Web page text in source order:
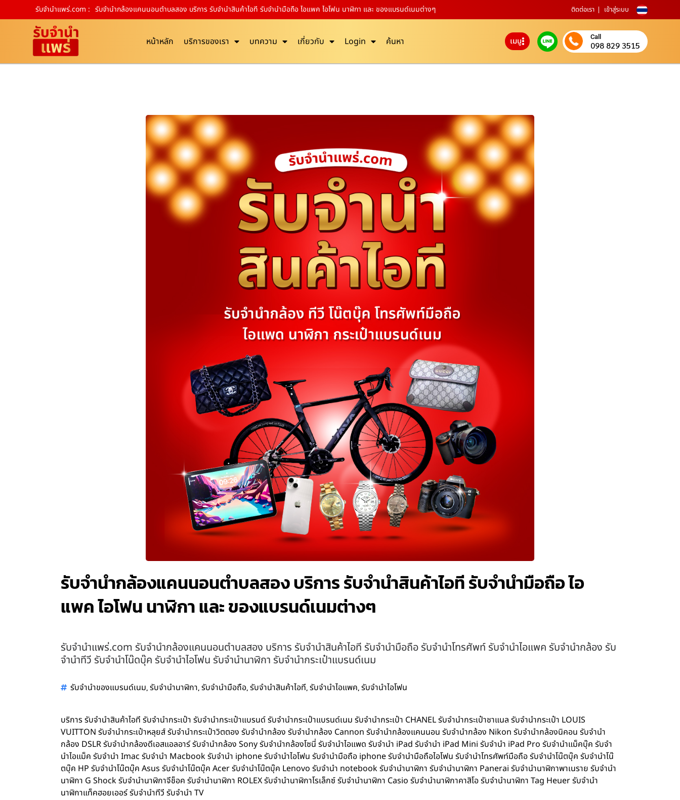
รับจํานําแพร่.com : รับจำนำกล้องแคนนอนตำบลสอง บริการ รับจำนำสินค้าไอที รับจำนำมือถือ ไอแพค ไอโฟน นาฬิกา และ ของแบรนด์เนมต่างๆ ติดต่อเรา เข้าสู่ระบบ
หน้าหลัก บริการของเรา บทความ เกี่ยวกับ Login ค้นหา เมนู Call
098 829 3515
รับจำนำกล้องแคนนอนตำบลสอง บริการ รับจำนำสินค้าไอที รับจำนำมือถือ ไอ
แพค ไอโฟน นาฬิกา และ ของแบรนด์เนมต่างๆ
รับจํานําแพร่.com รับจำนำกล้องแคนนอนตำบลสอง บริการ รับจำนำสินค้าไอที รับจำนำมือถือ รับจำนำโทรศัพท์ รับจำนำไอแพค รับจำนำกล้อง รับ
จำนำทีวี รับจำนำโน๊ดบุ๊ค รับจำนำไอโฟน รับจำนำนาฬิกา รับจำนำกระเป๋าแบรนด์เนม
รับจำนำของแบรนด์เนม,รับจำนำนาฬิกา,รับจำนำมือถือ,รับจำนำสินค้าไอที,รับจำนำไอแพค,รับจำนำไอโฟน
บริการ รับจำนำสินค้าไอที รับจำนำกระเป๋า รับจำนำกระเป๋าแบรนด์ รับจำนำกระเป๋าแบรนด์เนม รับจำนำกระเป๋า CHANEL รับจำนำกระเป๋าชาแนล รับจำนำกระเป๋า LOUIS
VUITTON รับจำนำกระเป๋าหลุยส์ รับจำนำกระเป๋าวิตตอง รับจำนำกล้อง รับจำนำกล้อง Cannon รับจำนำกล้องแคนนอน รับจำนำกล้อง Nikon รับจำนำกล้องนิคอน รับจำนำ
กล้อง DSLR รับจำนำกล้องดีเอสแอลอาร์ รับจำนำกล้อง Sony รับจำนำกล้องโซนี่ รับจำนำไอแพด รับจำนำ iPad รับจำนำ iPad Mini รับจำนำ iPad Pro รับจำนำแม็คบุ๊ค รับจำ
นำไอแม็ค รับจำนำ Imac รับจำนำ Macbook รับจำนำ iphone รับจำนำไอโฟน รับจำนำมือถือ iphone รับจำนำมือถือไอโฟน รับจำนำโทรศัพท์มือถือ รับจำนำโน๊ตบุ๊ค รับจำนำโน๊
ตบุ๊ค HP รับจำนำโน๊ตบุ๊ค Asus รับจำนำโน๊ตบุ๊ค Acer รับจำนำโน๊ตบุ๊ค Lenovo รับจำนำ notebook รับจำนำนาฬิกา รับจำนำนาฬิกา Panerai รับจำนำนาฬิกาพาเนราย รับจำนำ
นาฬิกา G Shock รับจำนำนาฬิกาจีช็อค รับจำนำนาฬิกา ROLEX รับจำนำนาฬิกาโรเล็กซ์ รับจำนำนาฬิกา Casio รับจำนำนาฬิกาคาสิโอ รับจำนำนาฬิกา Tag Heuer รับจำนำ
นาฬิกาแท็คฮอยเออร์ รับจำนำทีวี รับจำนำ TV